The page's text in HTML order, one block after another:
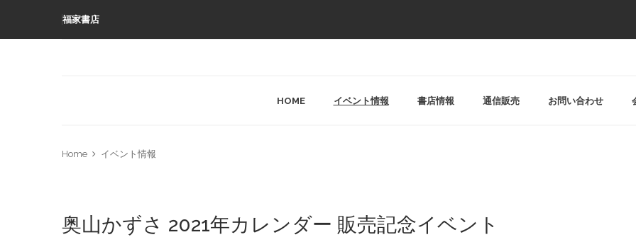
福家書店
HOME イベント情報 書店情報 通信販売 お問い合わせ
Home イベント情報
奥山かずさ 2021年カレンダー 販売記念イベント